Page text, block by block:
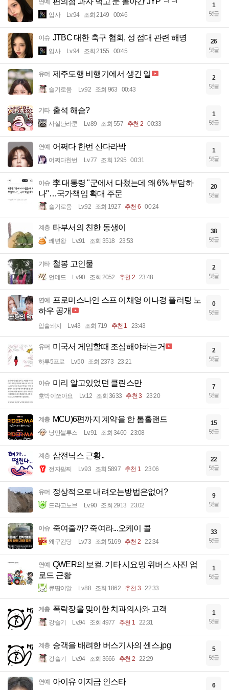
연예
입사 Lv.94 조회 2149 00:46
1
댓글
이슈 JTBC 대한 축구 협회, 성 접대 관련 해명
입사 Lv.94 조회 2155 00:45
26
댓글
유머 제주도행 비행기에서 생긴 일
슬기로움 Lv.92 조회 963 00:43
2
댓글
기타 출석 해슴?
사실난라쿤 Lv.89 조회 557 추천 2 00:33
1
댓글
연예 어쩌다 한번 산다라박
어쩌다한번 Lv.77 조회 1295 00:31
1
댓글
이슈 李 대통령 "군에서 다쳤는데 왜 6% 부담하
나"…국가책임 확대 주문
슬기로움 Lv.92 조회 1927 추천 6 00:24
20
댓글
계층 타부서의 친한 동생이
쾌변왕 Lv.91 조회 3518 23:53
38
댓글
기타 철봉 고인물
언데드 Lv.90 조회 2052 추천 2 23:48
2
댓글
연예
프로미스나인 스프 이채영 이나경 플러팅 노
하우 공개
입술돼지 Lv.43 조회 719 추천 1 23:43
0
댓글
유머 미국서 게임할때 조심해야하는거
하루5프로 Lv.50 조회 2373 23:21
2
댓글
이슈 미리 알고있었던 클린스만
호박이쪼아요 Lv.12 조회 3633 추천 3 23:20
7
댓글
계층 MCU)6편까지 계약을 한 톰홀랜드
낭만블루스 Lv.91 조회 3460 23:08
15
댓글
계층 삼전닉스 근황..
전자팔찌 Lv.93 조회 5897 추천 1 23:06
22
댓글
유머 정상적으로 내려오는방법은없어?
드라고노브 Lv.90 조회 2913 23:02
9
댓글
이슈 죽여줄까? 죽여라...오케이 콜
왜구김당 Lv.73 조회 5169 추천 2 22:34
33
댓글
연예
QWER의 보컬, 기타 시요밍 위버스 사진 업
로드 근황
큐땁이알 Lv.88 조회 1862 추천 3 22:33
1
댓글
계층 폭락장을 맞이한 치과의사와 고객
강슬기 Lv.94 조회 4977 추천 1 22:31
1
댓글
계층 승객을 배려한 버스기사의 센스.jpg
강슬기 Lv.94 조회 3666 추천 2 22:29
5
댓글
연예 아이유 이지금 인스타 6